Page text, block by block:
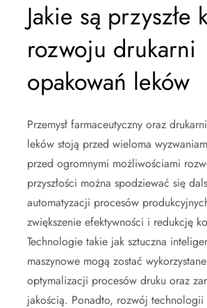
Jakie są przyszłe
rozwoju drukarni
opakowań leków
Przemysł farmaceutyczny oraz
leków stoją przed wieloma
przed ogromnymi możliwościami
przyszłości można spodziewać się
automatyzacji procesów
zwiększenie efektywności i redukcję
Technologie takie jak sztuczna
maszynowe mogą zostać
optymalizacji procesów druku oraz
jakością. Ponadto, rozwój